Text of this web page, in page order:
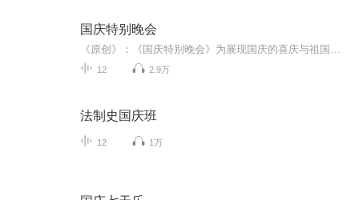
国庆特别晚会
12 2.9万
法制史国庆班
12 1万